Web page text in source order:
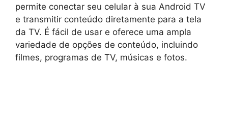
permite conectar seu celular à sua Android TV
e transmitir conteúdo diretamente para a tela
da TV. É fácil de usar e oferece uma ampla
variedade de opções de conteúdo, incluindo
filmes, programas de TV, músicas e fotos.